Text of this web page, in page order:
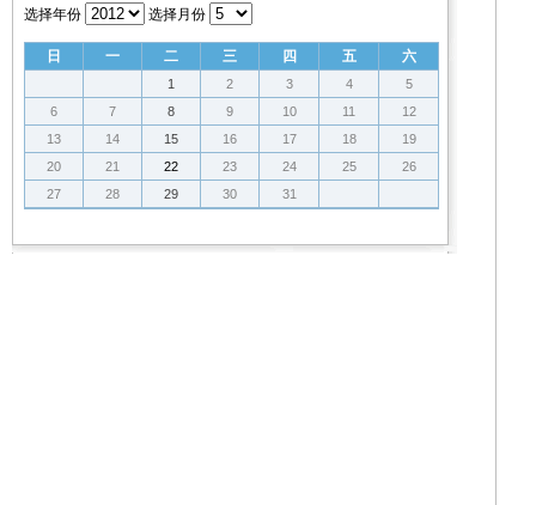
选择年份 选择月份
日 一 二 三 四 五 六
1 2 3 4
5
6
7 8 9 10 11
12
13
14 15 16 17 18
19
20
21 22 23 24 25
26
27
28 29 30 31